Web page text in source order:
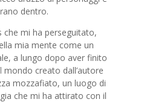
dentro.
che mi ha perseguitato,
mia mente come un
a lungo dopo aver finito
mondo creato dall’autore
mozzafiato, un luogo di
che mi ha attirato con il